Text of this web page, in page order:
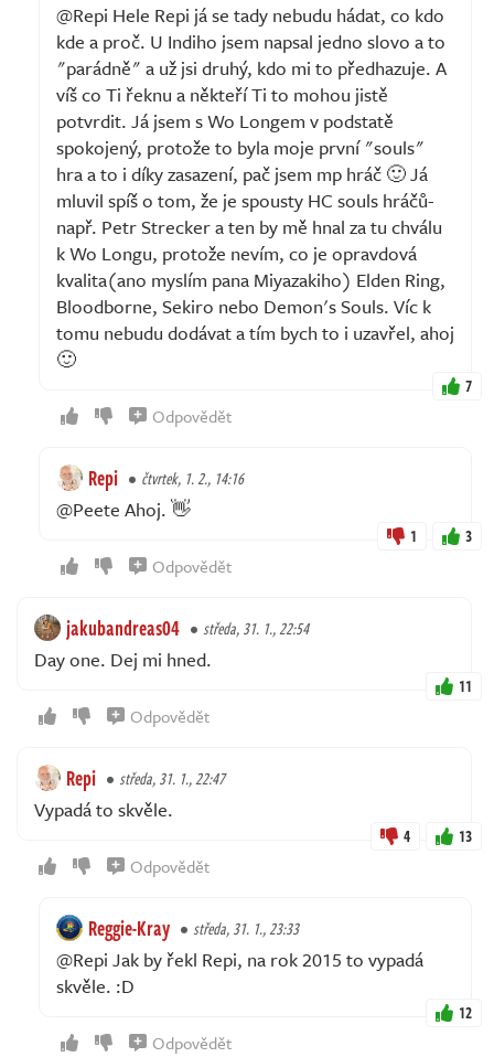
@Repi Hele Repi já se tady nebudu hádat, co kdo
kde a proč. U Indiho jsem napsal jedno slovo a to
"parádně" a už jsi druhý, kdo mi to předhazuje. A
víš co Ti řeknu a někteří Ti to mohou jistě
potvrdit. Já jsem s Wo Longem v podstatě
spokojený, protože to byla moje první "souls"
hra a to i díky zasazení, pač jsem mp hráč 🙂 Já
mluvil spíš o tom, že je spousty HC souls hráčů-
např. Petr Strecker a ten by mě hnal za tu chválu
k Wo Longu, protože nevím, co je opravdová
kvalita(ano myslím pana Miyazakiho) Elden Ring,
Bloodborne, Sekiro nebo Demon's Souls. Víc k
tomu nebudu dodávat a tím bych to i uzavřel, ahoj
🙂
7
Odpovědět
Repi čtvrtek, 1. 2., 14:16
@Peete Ahoj. 👋
1 3
Odpovědět
jakubandreas04 středa, 31. 1., 22:54
Day one. Dej mi hned.
11
Odpovědět
Repi středa, 31. 1., 22:47
Vypadá to skvěle.
4 13
Odpovědět
Reggie-Kray středa, 31. 1., 23:33
@Repi Jak by řekl Repi, na rok 2015 to vypadá
skvěle. :D
12
Odpovědět